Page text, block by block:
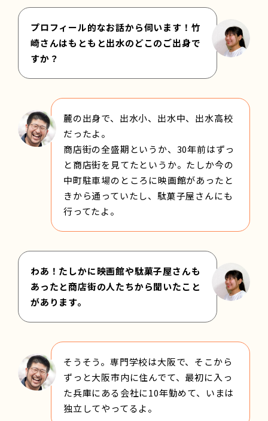
プロフィール的なお話から伺います！竹
崎さんはもともと出水のどこのご出身で
すか？
麓の出身で、出水小、出水中、出水高校
だったよ。
商店街の全盛期というか、30年前はずっ
と商店街を見てたというか。たしか今の
中町駐車場のところに映画館があったと
きから通っていたし、駄菓子屋さんにも
行ってたよ。
わあ！たしかに映画館や駄菓子屋さんも
あったと商店街の人たちから聞いたこと
があります。
そうそう。専門学校は大阪で、そこから
ずっと大阪市内に住んでて、最初に入っ
た兵庫にある会社に10年勤めて、いまは
独立してやってるよ。